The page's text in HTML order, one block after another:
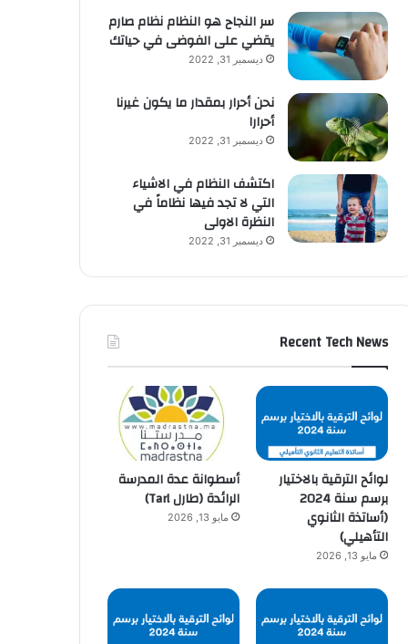
سر النجاح هو النظام نظام صارم
يقضي على الفوضى في حياتك
ديسمبر 31, 2022
نحن أحرار بمقدار ما يكون غيرنا
أحرارا
ديسمبر 31, 2022
اكتشف النظام في الاشياء
التي لا تجد فيها نظاماً في
النظرة الاولى
ديسمبر 31, 2022
Recent Tech News
لوائح الترقية بالاختيار
برسم سنة 2024
(أساتذة الثانوي
التأهيلي)
مايو 13, 2026
أسطوانة عدة المدرسة
الرائدة (طارل Tarl)
مايو 13, 2026